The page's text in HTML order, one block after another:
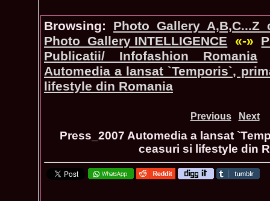
Browsing:
Photo_Gallery
Photo_Gallery INTELLIGENCE «-»
Publicatii/ Infofashion Romania
Automedia a lansat `Temporis`,
lifestyle din Romania
Previous Next
Press_2007 Automedia a lansat
ceasuri si lifestyle din